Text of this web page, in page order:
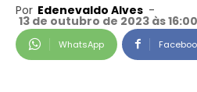
Por Edenevaldo Alves -
13 de outubro de 2023 às
WhatsApp